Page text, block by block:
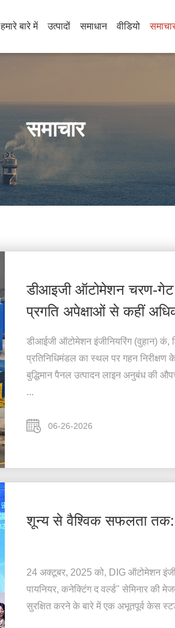
हमारे बारे में उत्पादों समाधान वीडियो
समाचार
डीआइजी ऑटोमेशन चरण-गेट
प्रगति अपेक्षाओं से कहीं
डीआईजी ऑटोमेशन इंजीनियरिंग (वुहान) कं,
प्रतिनिधिमंडल का स्थल पर गहन
बुद्धिमान पैनल उत्पादन लाइन अनुबंध की
...
06-26-2026
शून्य से वैश्विक सफलता तक:
24 अक्टूबर, 2025 को, DIG ऑटोमेशन
पायनियर, कनेक्टिंग द वर्ल्ड" सेमिनार की
सुरक्षित करने के बारे में एक अभूतपूर्व केस